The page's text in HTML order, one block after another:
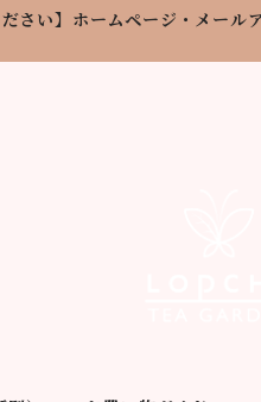
ださい】ホームページ・メー